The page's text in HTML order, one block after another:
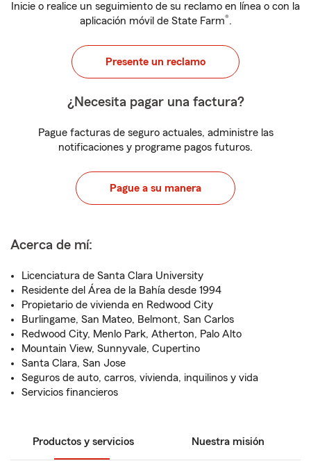
Inicie o realice un seguimiento de su reclamo en línea o con la
aplicación móvil de State Farm®.
Presente un reclamo
¿Necesita pagar una factura?
Pague facturas de seguro actuales, administre las
notificaciones y programe pagos futuros.
Pague a su manera
Acerca de mí:
Licenciatura de Santa Clara University
Residente del Área de la Bahía desde 1994
Propietario de vivienda en Redwood City
Burlingame, San Mateo, Belmont, San Carlos
Redwood City, Menlo Park, Atherton, Palo Alto
Mountain View, Sunnyvale, Cupertino
Santa Clara, San Jose
Seguros de auto, carros, vivienda, inquilinos y vida
Servicios financieros
Productos y servicios Nuestra misión